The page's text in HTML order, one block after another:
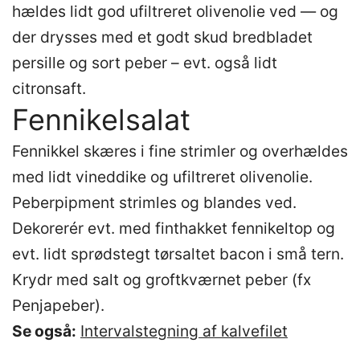
hældes lidt god ufiltreret olivenolie ved — og
der drysses med et godt skud bredbladet
persille og sort peber – evt. også lidt
citronsaft.
Fennikelsalat
Fennikkel skæres i fine strimler og overhældes
med lidt vineddike og ufiltreret olivenolie.
Peberpipment strimles og blandes ved.
Dekorerér evt. med finthakket fennikeltop og
evt. lidt sprødstegt tørsaltet bacon i små tern.
Krydr med salt og groftkværnet peber (fx
Penjapeber).
Se også: Intervalstegning af kalvefilet